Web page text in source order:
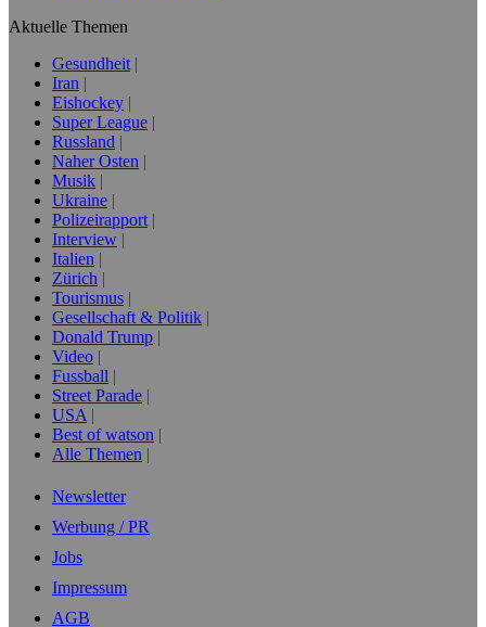
Aktuelle Themen
Gesundheit
Iran
Eishockey
Super League
Russland
Naher Osten
Musik
Ukraine
Polizeirapport
Interview
Italien
Zürich
Tourismus
Gesellschaft & Politik
Donald Trump
Video
Fussball
Street Parade
USA
Best of watson
Alle Themen
Newsletter
Werbung / PR
Jobs
Impressum
AGB